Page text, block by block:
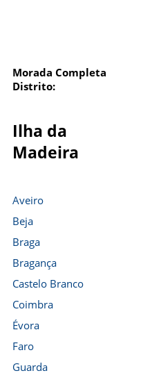
Morada Completa
Distrito:
Ilha da
Madeira
Aveiro
Beja
Braga
Bragança
Castelo Branco
Coimbra
Évora
Faro
Guarda